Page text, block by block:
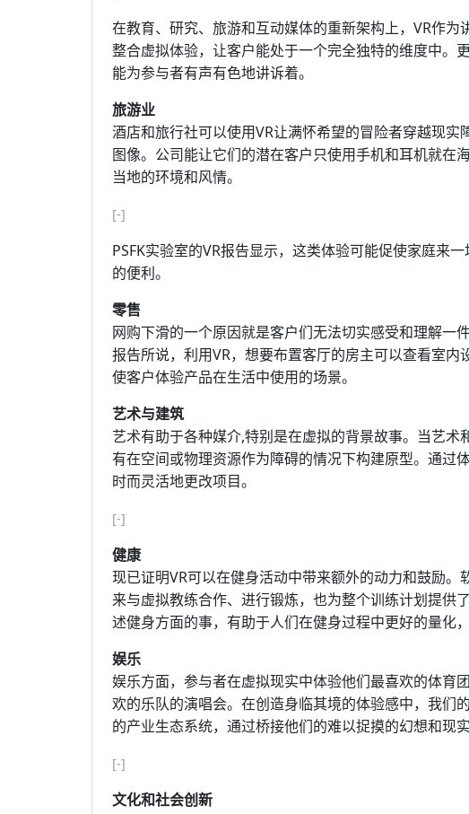
在教育、研究、旅游和互动媒体的重新架构上，VR作
整合虚拟体验，让客户能处于一个完全独特的维度中。
能为参与者有声有色地讲诉着。
旅游业
酒店和旅行社可以使用VR让满怀希望的冒险者穿越现
图像。公司能让它们的潜在客户只使用手机和耳机就在
当地的环境和风情。
[-]
PSFK实验室的VR报告显示，这类体验可能促使家庭来
的便利。
零售
网购下滑的一个原因就是客户们无法切实感受和理解一
报告所说，利用VR，想要布置客厅的房主可以查看室
使客户体验产品在生活中使用的场景。
艺术与建筑
艺术有助于各种媒介,特别是在虚拟的背景故事。当艺
有在空间或物理资源作为障碍的情况下构建原型。通过
时而灵活地更改项目。
[-]
健康
现已证明VR可以在健身活动中带来额外的动力和鼓励
来与虚拟教练合作、进行锻炼，也为整个训练计划提供
述健身方面的事，有助于人们在健身过程中更好的量化，
娱乐
娱乐方面，参与者在虚拟现实中体验他们最喜欢的体育
欢的乐队的演唱会。在创造身临其境的体验感中，我们
的产业生态系统，通过桥接他们的难以捉摸的幻想和现实
[-]
文化和社会创新